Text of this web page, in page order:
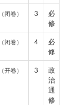
闭卷） 3
必
修
闭卷） 4
必
修
开卷） 3
政
治
通
修